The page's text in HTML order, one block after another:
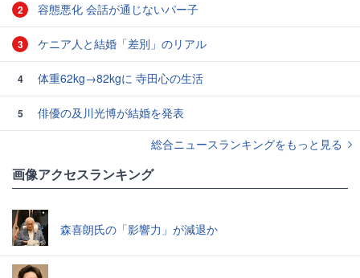
2 容態悪化 会話が通じないパー子
3 ケニア人と結婚「差別」のリアル
4 体重62kg→82kgに 寺田心の生活
5
俳優の及川光博が結婚を発表
総合ニュースランキングをもっと見る
画像アクセスランキング
森喜朗氏の「影響力」が減退か